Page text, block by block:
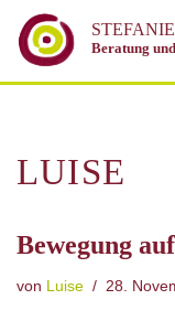
Zum
Inhalt
Beratung
LUISE
Bewegung
von Luise 28.